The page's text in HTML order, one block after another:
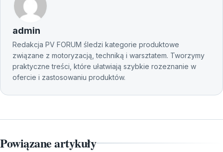
admin
Redakcja PV FORUM śledzi kategorie produktowe
związane z motoryzacją, techniką i warsztatem. Tworzymy
praktyczne treści, które ułatwiają szybkie rozeznanie w
ofercie i zastosowaniu produktów.
Powiązane artykuły